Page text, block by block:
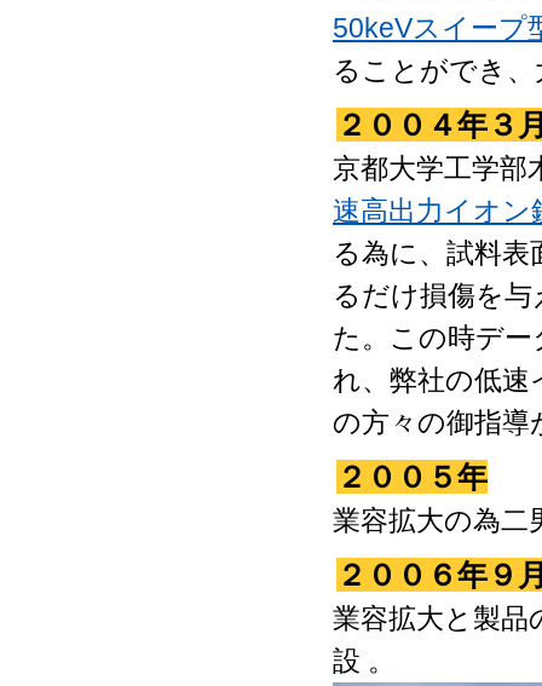
50keVスイープ
ることができ
２００４年３
京都大学工学部
速高出力イオン
る為に、試料
るだけ損傷を
た。この時デー
れ、弊社の低速
の方々の御指
２００５年
業容拡大の為二
２００６年９
業容拡大と製品
設 。